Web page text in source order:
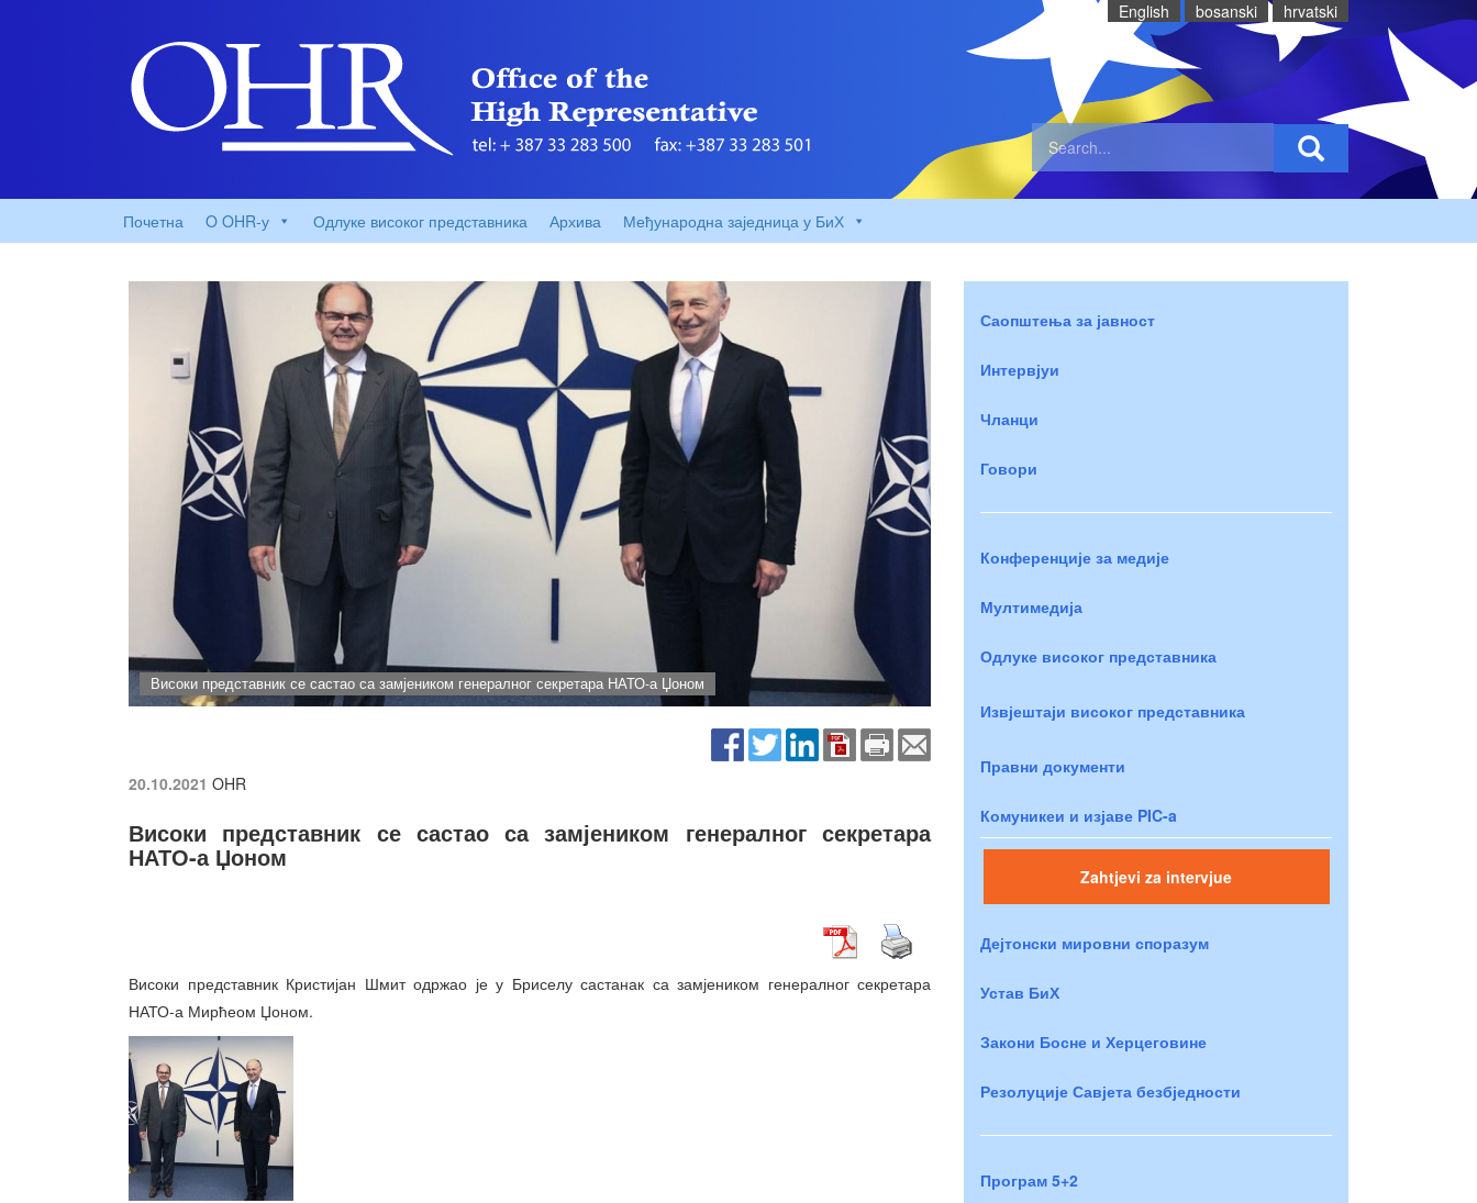
English bosanski hrvatski
Почетна O OHR-у Одлуке високог представника Архива Међународна заједница у БиХ
Високи представник се састао са замјеником генералног секретара НАТО-а Џоном
20.10.2021 OHR
Високи представник се састао са замјеником генералног секретара
НАТО-а Џоном
Високи представник Кристијан Шмит одржао је у Бриселу састанак са замјеником генералног секретара
НАТО-а Мирћеом Џоном.
Саопштења за јавност
Интервјуи
Чланци
Говори
Конференције за медије
Мултимедија
Одлуке високог представника
Извјештаји високог представника
Правни документи
Комуникеи и изјаве PIC-a
Zahtjevi za intervjue
Дејтонски мировни споразум
Устав БиХ
Закони Босне и Херцеговине
Резолуције Савјета безбједности
Програм 5+2